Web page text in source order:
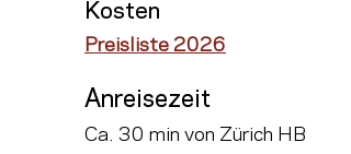
Kosten
Preisliste 2026
Anreisezeit
Ca. 30 min von Zürich HB